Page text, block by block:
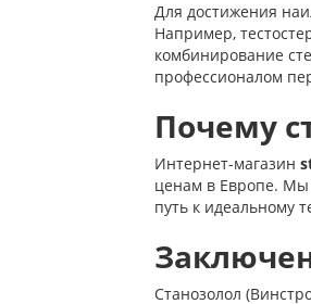
Для достижения
Например,
комбинирование
профессионалом
Почему
Интернет-магазин
ценам в Европе. Мы
путь к идеальному
Станозолол